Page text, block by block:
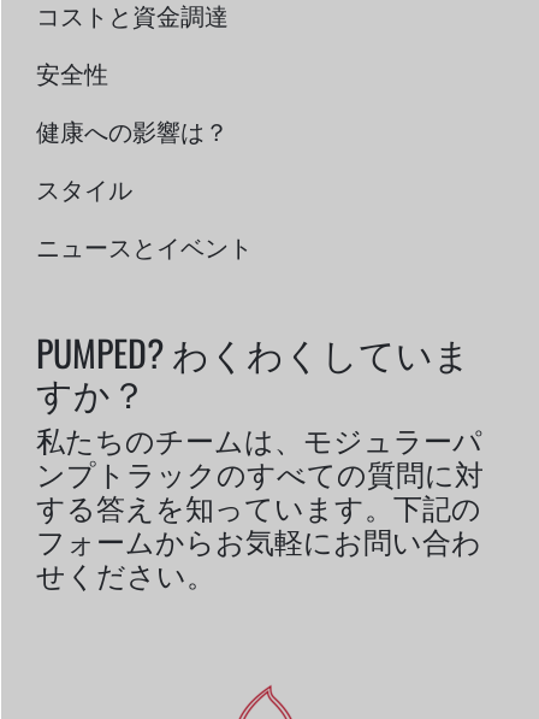
コストと資金調達
安全性
健康への影響は？
スタイル
ニュースとイベント
PUMPED? わくわくしていま
すか？
私たちのチームは、モジュラーパ
ンプトラックのすべての質問に対
する答えを知っています。下記の
フォームからお気軽にお問い合わ
せください。